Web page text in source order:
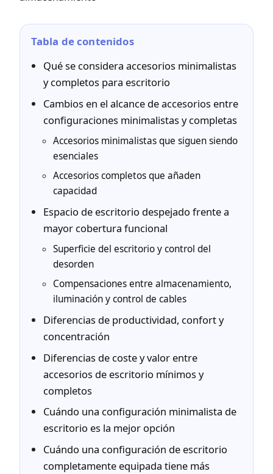
Tabla de contenidos
Qué se considera accesorios minimalistas
y completos para escritorio
Cambios en el alcance de accesorios entre
configuraciones minimalistas y completas
Accesorios minimalistas que siguen siendo
esenciales
Accesorios completos que añaden
capacidad
Espacio de escritorio despejado frente a
mayor cobertura funcional
Superficie del escritorio y control del
desorden
Compensaciones entre almacenamiento,
iluminación y control de cables
Diferencias de productividad, confort y
concentración
Diferencias de coste y valor entre
accesorios de escritorio mínimos y
completos
Cuándo una configuración minimalista de
escritorio es la mejor opción
Cuándo una configuración de escritorio
completamente equipada tiene más